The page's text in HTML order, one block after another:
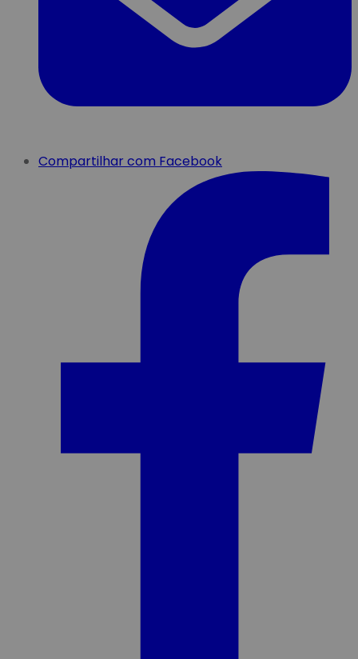
Compartilhar com Facebook